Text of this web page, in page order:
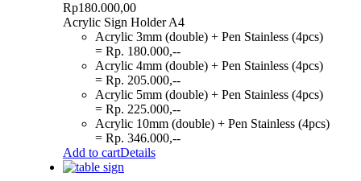
Rp180.000,00
Acrylic Sign Holder A4
Acrylic 3mm (double) + Pen Stainless (4pcs)
= Rp. 180.000,--
Acrylic 4mm (double) + Pen Stainless (4pcs)
= Rp. 205.000,--
Acrylic 5mm (double) + Pen Stainless (4pcs)
= Rp. 225.000,--
Acrylic 10mm (double) + Pen Stainless (4pcs)
= Rp. 346.000,--
Add to cartDetails